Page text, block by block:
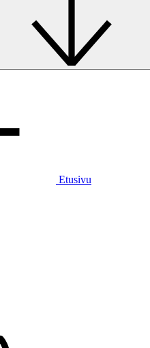
Etusivu